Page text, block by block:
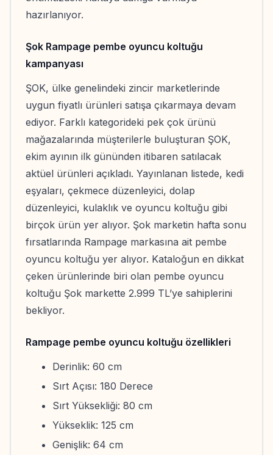
hazırlanıyor.
Şok Rampage pembe oyuncu koltuğu
kampanyası
ŞOK, ülke genelindeki zincir marketlerinde
uygun fiyatlı ürünleri satışa çıkarmaya devam
ediyor. Farklı kategorideki pek çok ürünü
mağazalarında müşterilerle buluşturan ŞOK,
ekim ayının ilk gününden itibaren satılacak
aktüel ürünleri açıkladı. Yayınlanan listede, kedi
eşyaları, çekmece düzenleyici, dolap
düzenleyici, kulaklık ve oyuncu koltuğu gibi
birçok ürün yer alıyor. Şok marketin hafta sonu
fırsatlarında Rampage markasına ait pembe
oyuncu koltuğu yer alıyor. Kataloğun en dikkat
çeken ürünlerinde biri olan pembe oyuncu
koltuğu Şok markette 2.999 TL’ye sahiplerini
bekliyor.
Rampage pembe oyuncu koltuğu özellikleri
Derinlik: 60 cm
Sırt Açısı: 180 Derece
Sırt Yüksekliği: 80 cm
Yükseklik: 125 cm
Genişlik: 64 cm